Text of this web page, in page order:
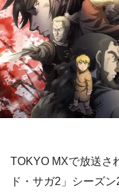
TOKYO MXで放送さ
ド・サガ2」シーズ